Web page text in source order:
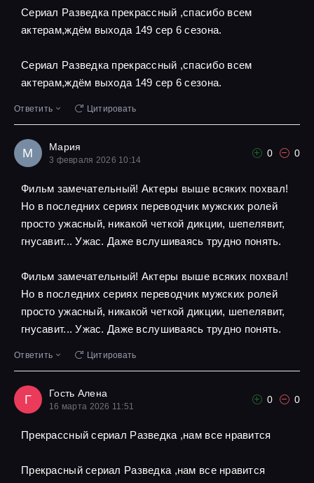
Сериал Разведка прекрассный ,спасибо всем
актерам,ждём выхода 149 сер 6 сезона.
Сериал Разведка прекрассный ,спасибо всем
актерам,ждём выхода 149 сер 6 сезона.
Ответить Цитировать
М Мария
3 февраля 2026 10:14
0 0
Фильм замечательный! Актеры выше всяких похвал!
Но в последних сериях переводчик мужских ролей
просто ужасный, никакой четкой дикции, шепелявит,
гнусавит... Ужас. Даже вслушиваясь трудно понять.
Фильм замечательный! Актеры выше всяких похвал!
Но в последних сериях переводчик мужских ролей
просто ужасный, никакой четкой дикции, шепелявит,
гнусавит... Ужас. Даже вслушиваясь трудно понять.
Ответить Цитировать
Г Гость Алена
16 марта 2026 11:51
0 0
Прекрассный сериал Разведка ,нам все нравится
Прекрасный сериал Разведка ,нам все нравится